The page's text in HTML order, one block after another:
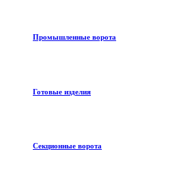
Промышленные ворота
Готовые изделия
Секционные ворота